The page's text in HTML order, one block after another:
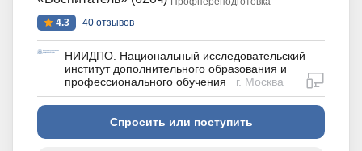
4.3
40 отзывов
НИИДПО. Национальный исследовательский
институт дополнительного образования и
профессионального обучения
г. Москва
Спросить или поступить